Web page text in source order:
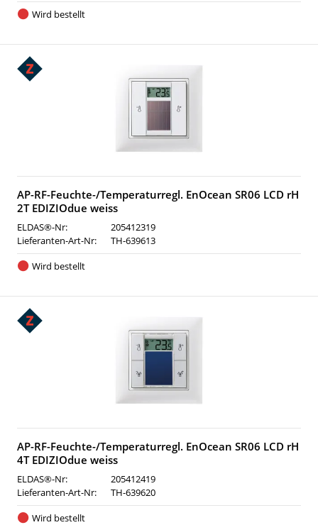
Wird bestellt
AP-RF-Feuchte-/Temperaturregl. EnOcean SR06 LCD rH
2T EDIZIOdue weiss
ELDAS®-Nr:
205412319
Lieferanten-Art-Nr:
TH-639613
Wird bestellt
AP-RF-Feuchte-/Temperaturregl. EnOcean SR06 LCD rH
4T EDIZIOdue weiss
ELDAS®-Nr:
205412419
Lieferanten-Art-Nr:
TH-639620
Wird bestellt